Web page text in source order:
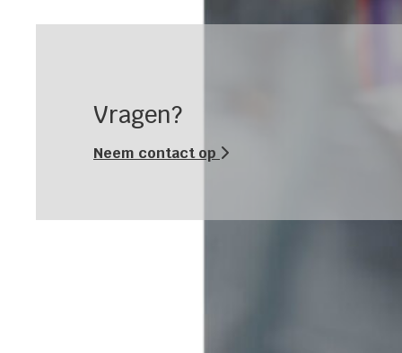
Vragen?
Neem contact op